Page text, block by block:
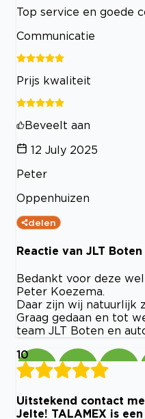
Top service en goede
Communicatie
Prijs kwaliteit
Beveelt aan
12 July 2025
Peter
Oppenhuizen
delen
Reactie van JLT
Bedankt voor deze
Peter Koezema.
Daar zijn wij natuurlijk
Graag gedaan en tot
team JLT Boten en
10
Uitstekend contact
Jelte! TALAMEX is